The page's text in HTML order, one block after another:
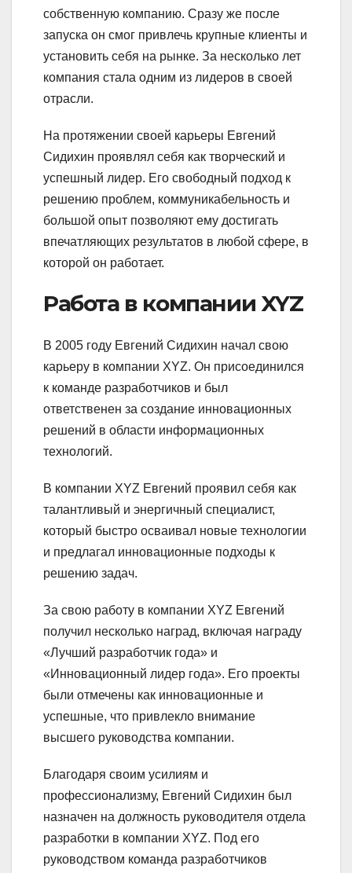
собственную компанию. Сразу же после
запуска он смог привлечь крупные клиенты и
установить себя на рынке. За несколько лет
компания стала одним из лидеров в своей
отрасли.
На протяжении своей карьеры Евгений
Сидихин проявлял себя как творческий и
успешный лидер. Его свободный подход к
решению проблем, коммуникабельность и
большой опыт позволяют ему достигать
впечатляющих результатов в любой сфере, в
которой он работает.
Работа в компании XYZ
В 2005 году Евгений Сидихин начал свою
карьеру в компании XYZ. Он присоединился
к команде разработчиков и был
ответственен за создание инновационных
решений в области информационных
технологий.
В компании XYZ Евгений проявил себя как
талантливый и энергичный специалист,
который быстро осваивал новые технологии
и предлагал инновационные подходы к
решению задач.
За свою работу в компании XYZ Евгений
получил несколько наград, включая награду
«Лучший разработчик года» и
«Инновационный лидер года». Его проекты
были отмечены как инновационные и
успешные, что привлекло внимание
высшего руководства компании.
Благодаря своим усилиям и
профессионализму, Евгений Сидихин был
назначен на должность руководителя отдела
разработки в компании XYZ. Под его
руководством команда разработчиков